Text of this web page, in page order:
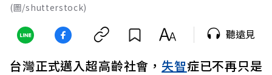
(圖/shutterstock)
聽遠見
台灣正式邁入超高齡社會， 失智症已不再只是